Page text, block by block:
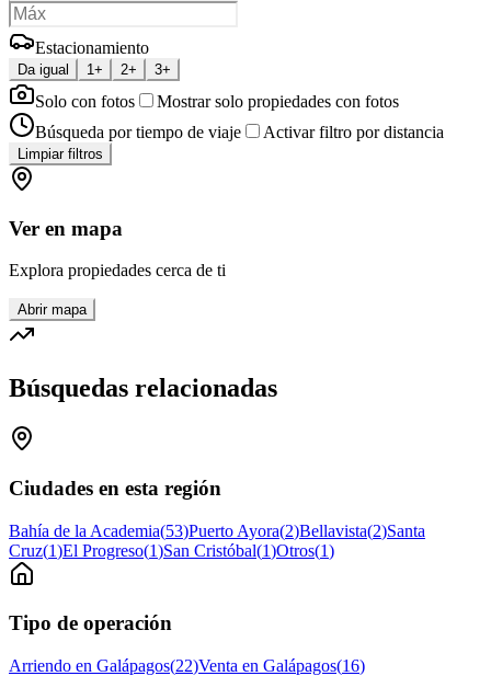
Estacionamiento
Da igual 1+ 2+ 3+
Solo con fotos
Mostrar solo propiedades con fotos
Búsqueda por tiempo de viaje
Activar filtro por distancia
Limpiar filtros
Ver en mapa
Explora propiedades cerca de ti
Abrir mapa
Búsquedas relacionadas
Ciudades en esta región
Bahía de la Academia(53)Puerto Ayora(2)Bellavista(2)Santa
Cruz(1)El Progreso(1)San Cristóbal(1)Otros(1)
Tipo de operación
Arriendo en Galápagos(22)Venta en Galápagos(16)